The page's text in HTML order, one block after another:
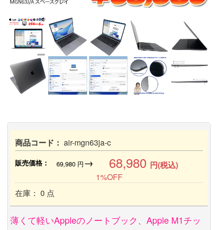
商品コード： air-mgn63ja-c
販売価格： 69,980円→ 68,980 円(税込)
1%OFF
在庫： 0 点
薄くて軽いAppleのノートブック、Apple M1チッ